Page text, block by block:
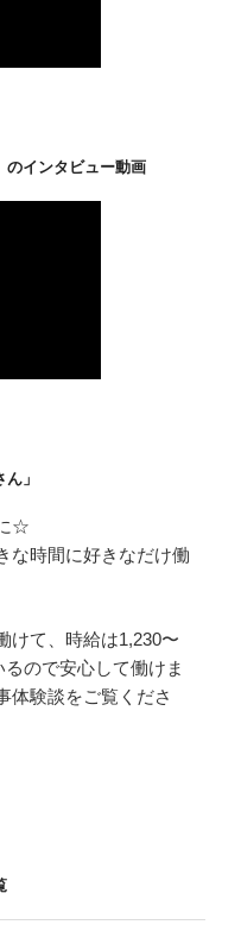
のインタビュー動画
」
☆
な時間に好きなだけ働
けて、時給は1,230〜
ので安心して働けま
体験談をご覧くださ